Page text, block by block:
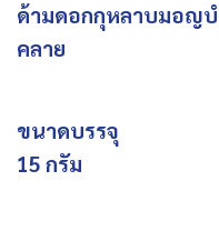
ด้ามดอกกุหลาบมอญ
คลาย
ขนาดบรรจุ
15 กรัม